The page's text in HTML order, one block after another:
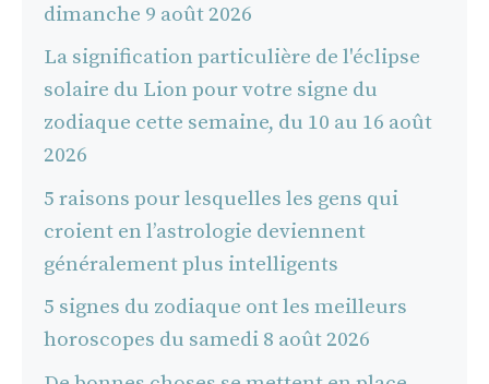
dimanche 9 août 2026
La signification particulière de l'éclipse
solaire du Lion pour votre signe du
zodiaque cette semaine, du 10 au 16 août
2026
5 raisons pour lesquelles les gens qui
croient en l’astrologie deviennent
généralement plus intelligents
5 signes du zodiaque ont les meilleurs
horoscopes du samedi 8 août 2026